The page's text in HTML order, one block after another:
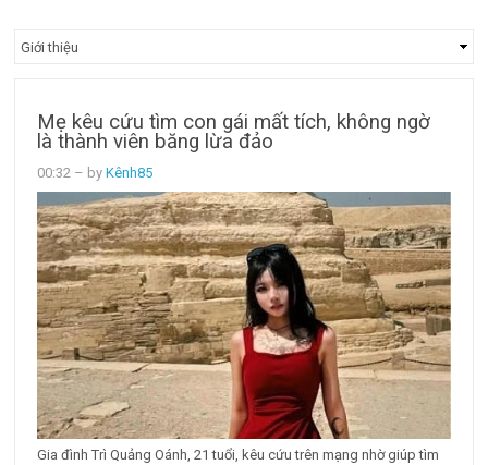
Mẹ kêu cứu tìm con gái mất tích, không ngờ
là thành viên băng lừa đảo
00:32 – byKênh85
Gia đình Trì Quảng Oánh, 21 tuổi, kêu cứu trên mạng nhờ giúp tìm